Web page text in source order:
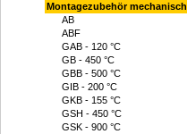
Montagezubehör mechanisch
AB
ABF
GAB - 120 °C
GB - 450 °C
GBB - 500 °C
GIB - 200 °C
GKB - 155 °C
GSH - 450 °C
GSK - 900 °C